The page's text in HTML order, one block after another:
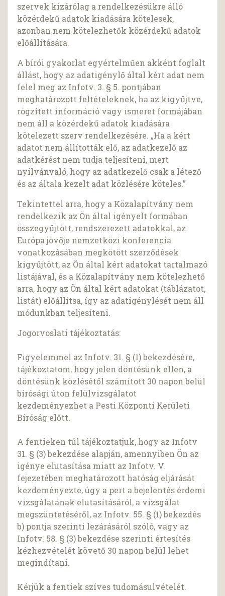
szervek kizárólag a rendelkezésükre álló
közérdekű adatok kiadására kötelesek,
azonban nem kötelezhetők közérdekű adatok
előállítására.
A bírói gyakorlat egyértelműen akként foglalt
állást, hogy az adatigénylő által kért adat nem
felel meg az Infotv. 3. § 5. pontjában
meghatározott feltételeknek, ha az kigyűjtve,
rögzített információ vagy ismeret formájában
nem áll a közérdekű adatok kiadására
kötelezett szerv rendelkezésére. „Ha a kért
adatot nem állították elő, az adatkezelő az
adatkérést nem tudja teljesíteni, mert
nyilvánvaló, hogy az adatkezelő csak a létező
és az általa kezelt adat közlésére köteles.”
Tekintettel arra, hogy a Közalapítvány nem
rendelkezik az Ön által igényelt formában
összegyűjtött, rendszerezett adatokkal, az
Európa jövője nemzetközi konferencia
vonatkozásában megkötött szerződések
kigyűjtött, az Ön által kért adatokat tartalmazó
listájával, és a Közalapítvány nem kötelezhető
arra, hogy az Ön által kért adatokat (táblázatot,
listát) előállítsa, így az adatigénylését nem áll
módunkban teljesíteni.
Jogorvoslati tájékoztatás:
Figyelemmel az Infotv. 31. § (1) bekezdésére,
tájékoztatom, hogy jelen döntésünk ellen, a
döntésünk közlésétől számított 30 napon belül
bírósági úton felülvizsgálatot
kezdeményezhet a Pesti Központi Kerületi
Bíróság előtt.
A fentieken túl tájékoztatjuk, hogy az Infotv
31. § (3) bekezdése alapján, amennyiben Ön az
igénye elutasítása miatt az Infotv. V.
fejezetében meghatározott hatóság eljárását
kezdeményezte, úgy a pert a bejelentés érdemi
vizsgálatának elutasításáról, a vizsgálat
megszüntetéséről, az Infotv. 55. § (1) bekezdés
b) pontja szerinti lezárásáról szóló, vagy az
Infotv. 58. § (3) bekezdése szerinti értesítés
kézhezvételét követő 30 napon belül lehet
megindítani.
Kérjük a fentiek szíves tudomásulvételét.